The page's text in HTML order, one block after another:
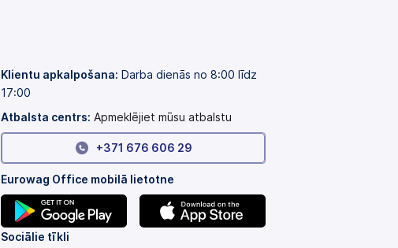
Klientu apkalpošana: Darba dienās no 8:00 līdz
17:00
Atbalsta centrs: Apmeklējiet mūsu atbalstu
+371 676 606 29
Eurowag Office mobilā lietotne
(tiek
Sociālie tīkli